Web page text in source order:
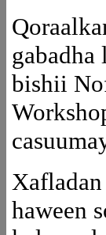
bishii
haween